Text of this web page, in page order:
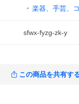
楽器、手芸、
sfwx-fyzg-zk-y
この商品を共有す